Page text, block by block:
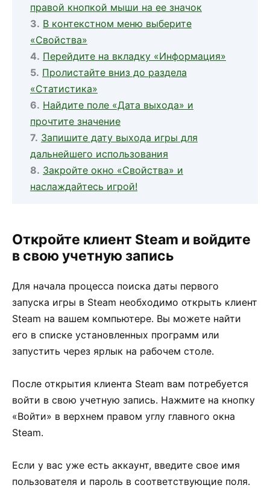
правой кнопкой мыши на ее значок
В контекстном меню выберите
«Свойства»
Перейдите на вкладку «Информация»
Пролистайте вниз до раздела
«Статистика»
Найдите поле «Дата выхода» и
прочтите значение
Запишите дату выхода игры для
дальнейшего использования
Закройте окно «Свойства» и
наслаждайтесь игрой!
Откройте клиент Steam и войдите
в свою учетную запись
Для начала процесса поиска даты первого
запуска игры в Steam необходимо открыть клиент
Steam на вашем компьютере. Вы можете найти
его в списке установленных программ или
запустить через ярлык на рабочем столе.
После открытия клиента Steam вам потребуется
войти в свою учетную запись. Нажмите на кнопку
«Войти» в верхнем правом углу главного окна
Steam.
Если у вас уже есть аккаунт, введите свое имя
пользователя и пароль в соответствующие поля.